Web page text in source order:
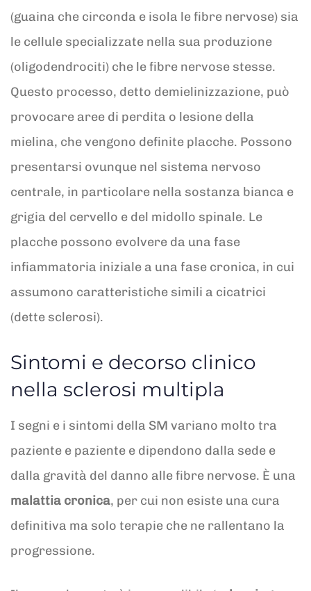
(guaina che circonda e isola le fibre nervose) sia
le cellule specializzate nella sua produzione
(oligodendrociti) che le fibre nervose stesse.
Questo processo, detto demielinizzazione, può
provocare aree di perdita o lesione della
mielina, che vengono definite placche. Possono
presentarsi ovunque nel sistema nervoso
centrale, in particolare nella sostanza bianca e
grigia del cervello e del midollo spinale. Le
placche possono evolvere da una fase
infiammatoria iniziale a una fase cronica, in cui
assumono caratteristiche simili a cicatrici
(dette sclerosi).
Sintomi e decorso clinico
nella sclerosi multipla
I segni e i sintomi della SM variano molto tra
paziente e paziente e dipendono dalla sede e
dalla gravità del danno alle fibre nervose. È una
malattia cronica, per cui non esiste una cura
definitiva ma solo terapie che ne rallentano la
progressione.